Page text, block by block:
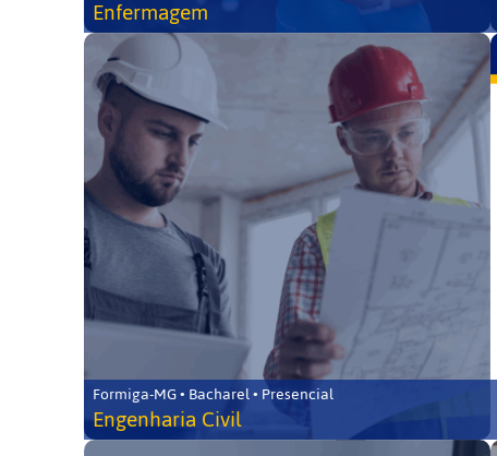
Enfermagem
Formiga-MG • Bacharel • Presencial
Engenharia Civil